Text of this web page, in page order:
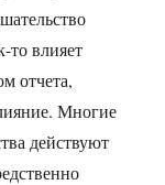
то влияет
отчета,
Многие
действуют